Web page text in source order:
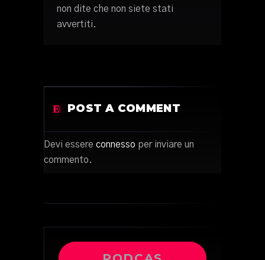
non dite che non siete stati
avvertiti.
POST A COMMENT
Devi essere connesso per inviare un
commento.